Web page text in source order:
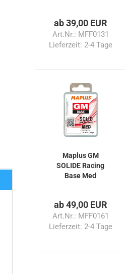
ab 39,00 EUR
Art.Nr.: MFF0131
Lieferzeit: 2-4 Tage
Maplus GM
SOLIDE Racing
Base Med
ab 49,00 EUR
Art.Nr.: MFF0161
Lieferzeit: 2-4 Tage